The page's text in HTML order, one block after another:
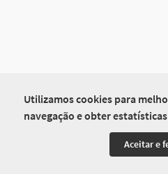
Utilizamos cookies para
navegação e obter
Aceitar e